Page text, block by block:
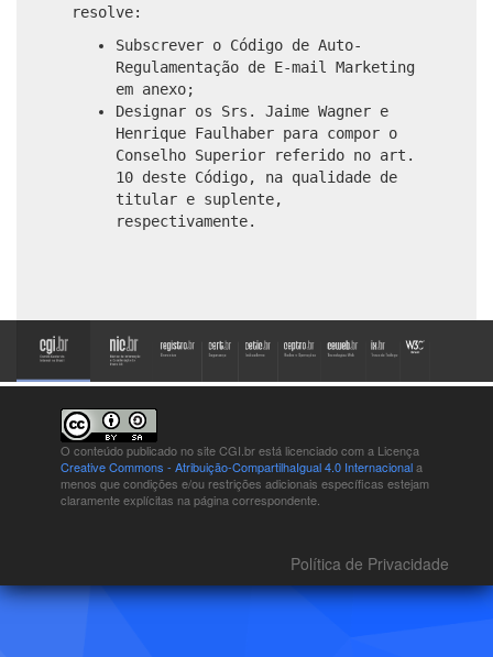
resolve:
Subscrever o Código de Auto-
Regulamentação de E-mail Marketing
em anexo;
Designar os Srs. Jaime Wagner e
Henrique Faulhaber para compor o
Conselho Superior referido no art.
10 deste Código, na qualidade de
titular e suplente,
respectivamente.
O conteúdo publicado no site CGI.br está licenciado com a Licença
Creative Commons - Atribuição-CompartilhaIgual 4.0 Internacionala
menos que condições e/ou restrições adicionais específicas estejam
claramente explícitas na página correspondente.
Política de Privacidade